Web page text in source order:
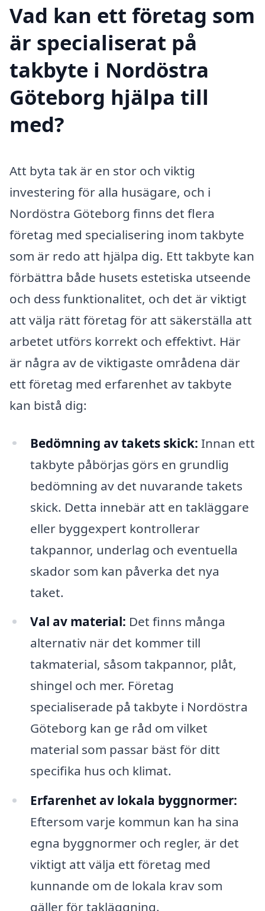
Vad kan ett företag som
är specialiserat på
takbyte i Nordöstra
Göteborg hjälpa till
med?
Att byta tak är en stor och viktig
investering för alla husägare, och i
Nordöstra Göteborg finns det flera
företag med specialisering inom takbyte
som är redo att hjälpa dig. Ett takbyte kan
förbättra både husets estetiska utseende
och dess funktionalitet, och det är viktigt
att välja rätt företag för att säkerställa att
arbetet utförs korrekt och effektivt. Här
är några av de viktigaste områdena där
ett företag med erfarenhet av takbyte
kan bistå dig:
Bedömning av takets skick: Innan ett
takbyte påbörjas görs en grundlig
bedömning av det nuvarande takets
skick. Detta innebär att en takläggare
eller byggexpert kontrollerar
takpannor, underlag och eventuella
skador som kan påverka det nya
taket.
Val av material: Det finns många
alternativ när det kommer till
takmaterial, såsom takpannor, plåt,
shingel och mer. Företag
specialiserade på takbyte i Nordöstra
Göteborg kan ge råd om vilket
material som passar bäst för ditt
specifika hus och klimat.
Erfarenhet av lokala byggnormer:
Eftersom varje kommun kan ha sina
egna byggnormer och regler, är det
viktigt att välja ett företag med
kunnande om de lokala krav som
gäller för takläggning.